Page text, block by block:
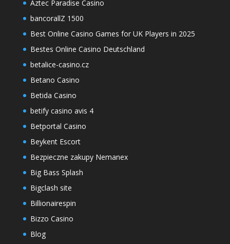
Aztec Paradise Casino
bancorallZ 1500
Best Online Casino Games for UK Players in 2025
Bestes Online Casino Deutschland
betalice-casino.cz
Betano Casino
Betida Casino
betify casino avis 4
Betportal Casino
Beykent Escort
Bezpieczne zakupy Nemanex
Big Bass Splash
Bigclash site
Billionairespin
Bizzo Casino
Blog